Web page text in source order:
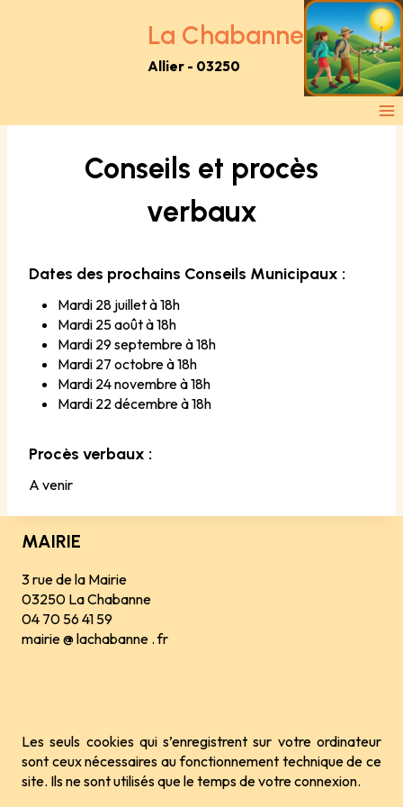
La Chabanne
Allier - 03250
Conseils et procès
verbaux
Dates des prochains Conseils Municipaux :
Mardi 28 juillet à 18h
Mardi 25 août à 18h
Mardi 29 septembre à 18h
Mardi 27 octobre à 18h
Mardi 24 novembre à 18h
Mardi 22 décembre à 18h
Procès verbaux :
A venir
MAIRIE
3 rue de la Mairie
03250 La Chabanne
04 70 56 41 59
mairie @ lachabanne . fr
Les seuls cookies qui s’enregistrent sur votre ordinateur
sont ceux nécessaires au fonctionnement technique de ce
site. Ils ne sont utilisés que le temps de votre connexion.